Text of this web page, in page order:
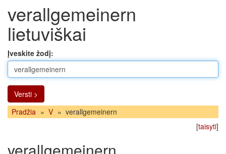
verallgemeinern
lietuviškai
Įveskite žodį:
Versti >
Pradžia » V » verallgemeinern
[taisyti]
verallgemeinern